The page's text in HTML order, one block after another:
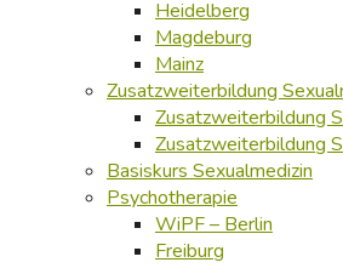
Heidelberg
Magdeburg
Mainz
Zusatzweiterbildung
Zusatzweiterbildung
Zusatzweiterbildung
Basiskurs Sexualmedizin
Psychotherapie
WiPF – Berlin
Freiburg